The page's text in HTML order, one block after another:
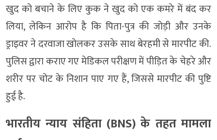
खुद को बचाने के लिए कुक ने खुद को एक कमरे में बंद कर
लिया, लेकिन आरोप है कि पिता-पुत्र की जोड़ी और उनके
ड्राइवर ने दरवाजा खोलकर उसके साथ बेरहमी से मारपीट की.
पुलिस द्वारा कराए गए मेडिकल परीक्षण में पीड़ित के चेहरे और
शरीर पर चोट के निशान पाए गए हैं, जिससे मारपीट की पुष्टि
हुई है.
भारतीय न्याय संहिता (BNS) के तहत मामला